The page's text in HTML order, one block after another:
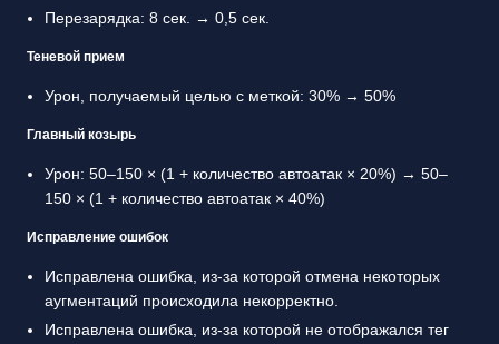
Перезарядка: 8 сек. → 0,5 сек.
Теневой прием
Урон, получаемый целью с меткой: 30% → 50%
Главный козырь
Урон: 50–150 × (1 + количество автоатак × 20%) → 50–
150 × (1 + количество автоатак × 40%)
Исправление ошибок
Исправлена ошибка, из-за которой отмена некоторых
аугментаций происходила некорректно.
Исправлена ошибка, из-за которой не отображался тег